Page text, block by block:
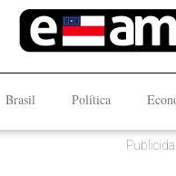
Brasil Política